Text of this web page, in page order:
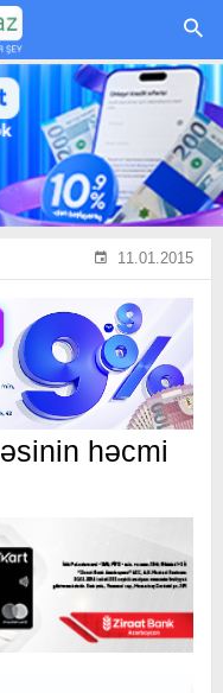
11.01.2015
həcmi